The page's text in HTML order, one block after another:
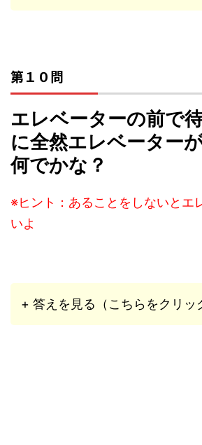
第１０問
エレベーターの前で
に全然エレベーター
何でかな？
※ヒント：あることをしないとエ
いよ
+ 答えを見る（こちらをクリッ